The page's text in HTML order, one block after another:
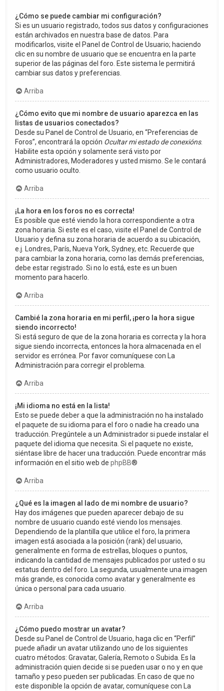
¿Cómo se puede cambiar mi configuración?
Si es un usuario registrado, todos sus datos y configuraciones
están archivados en nuestra base de datos. Para
modificarlos, visite el Panel de Control de Usuario; haciendo
clic en su nombre de usuario que se encuentra en la parte
superior de las páginas del foro. Este sistema le permitirá
cambiar sus datos y preferencias.
Arriba
¿Cómo evito que mi nombre de usuario aparezca en las
listas de usuarios conectados?
Desde su Panel de Control de Usuario, en “Preferencias de
Foros”, encontrará la opción Ocultar mi estado de conexións.
Habilite esta opción y solamente será visto por
Administradores, Moderadores y usted mismo. Se le contará
como usuario oculto.
Arriba
¡La hora en los foros no es correcta!
Es posible que esté viendo la hora correspondiente a otra
zona horaria. Si este es el caso, visite el Panel de Control de
Usuario y defina su zona horaria de acuerdo a su ubicación,
e.j. Londres, París, Nueva York, Sydney, etc. Recuerde que
para cambiar la zona horaria, como las demás preferencias,
debe estar registrado. Si no lo está, este es un buen
momento para hacerlo.
Arriba
Cambié la zona horaria en mi perfil, ¡pero la hora sigue
siendo incorrecto!
Si está seguro de que de la zona horaria es correcta y la hora
sigue siendo incorrecta, entonces la hora almacenada en el
servidor es errónea. Por favor comuníquese con La
Administración para corregir el problema.
Arriba
¡Mi idioma no está en la lista!
Esto se puede deber a que la administración no ha instalado
el paquete de su idioma para el foro o nadie ha creado una
traducción. Pregúntele a un Administrador si puede instalar el
paquete del idioma que necesita. Si el paquete no existe,
siéntase libre de hacer una traducción. Puede encontrar más
información en el sitio web de phpBB®
Arriba
¿Qué es la imagen al lado de mi nombre de usuario?
Hay dos imágenes que pueden aparecer debajo de su
nombre de usuario cuando esté viendo los mensajes.
Dependiendo de la plantilla que utilice el foro, la primera
imagen está asociada a la posición (rank) del usuario,
generalmente en forma de estrellas, bloques o puntos,
indicando la cantidad de mensajes publicados por usted o su
estatus dentro del foro. La segunda, usualmente una imagen
más grande, es conocida como avatar y generalmente es
única o personal para cada usuario.
Arriba
¿Cómo puedo mostrar un avatar?
Desde su Panel de Control de Usuario, haga clic en “Perfil”
puede añadir un avatar utilizando uno de los siguientes
cuatro métodos: Gravatar, Galería, Remoto o Subida. Es la
administración quien decide si se pueden usar o no y en que
tamaño y peso pueden ser publicadas. En caso de que no
este disponible la opción de avatar, comuníquese con La